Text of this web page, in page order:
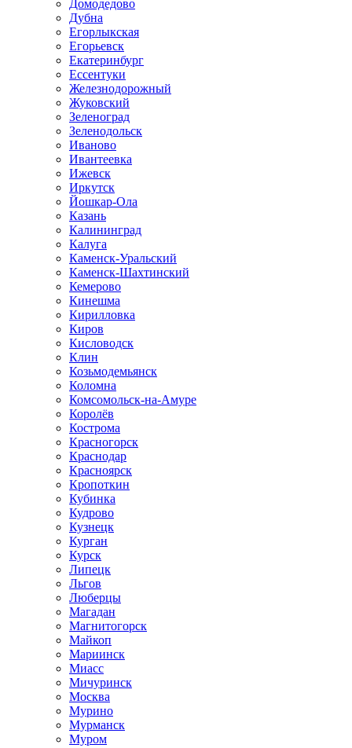
Домодедово
Дубна
Егорлыкская
Егорьевск
Екатеринбург
Ессентуки
Железнодорожный
Жуковский
Зеленоград
Зеленодольск
Иваново
Ивантеевка
Ижевск
Иркутск
Йошкар-Ола
Казань
Калининград
Калуга
Каменск-Уральский
Каменск-Шахтинский
Кемерово
Кинешма
Кирилловка
Киров
Кисловодск
Клин
Козьмодемьянск
Коломна
Комсомольск-на-Амуре
Королёв
Кострома
Красногорск
Краснодар
Красноярск
Кропоткин
Кубинка
Кудрово
Кузнецк
Курган
Курск
Липецк
Льгов
Люберцы
Магадан
Магнитогорск
Майкоп
Мариинск
Миасс
Мичуринск
Москва
Мурино
Мурманск
Муром